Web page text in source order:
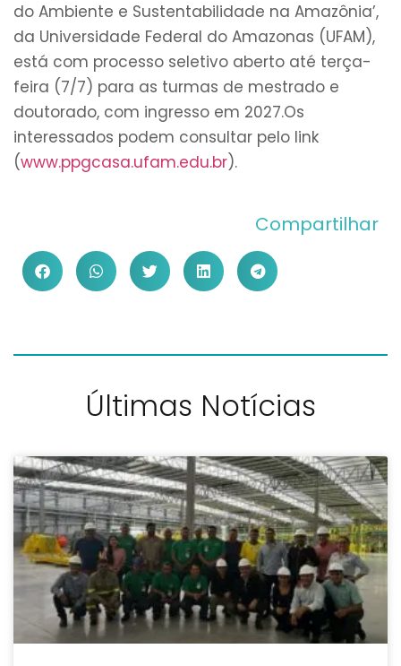
do Ambiente e Sustentabilidade na Amazônia’,
da Universidade Federal do Amazonas (UFAM),
está com processo seletivo aberto até terça-
feira (7/7) para as turmas de mestrado e
doutorado, com ingresso em 2027.Os
interessados podem consultar pelo link
(www.ppgcasa.ufam.edu.br).
Compartilhar
Últimas Notícias